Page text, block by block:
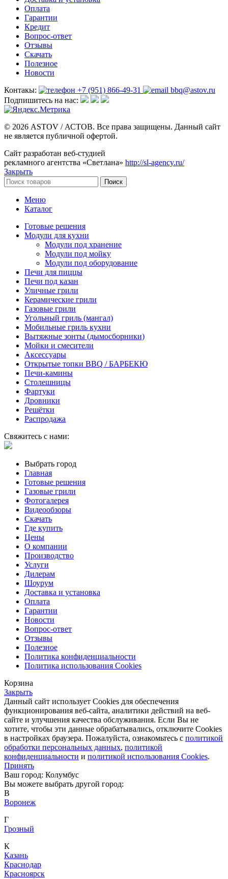
Оплата
Гарантии
Кредит
Вопрос-ответ
Отзывы
Скачать
Полезное
Новости
Контакы:
+7 (951) 866-49-31
bbq@astov.ru
Подпишитесь на нас:
© 2026 ASTOV / АСТОВ. Все права защищены. Данный сайт
не является публичной офертой.
Сайт разработан веб-студией
рекламного агентства «Светлана» http://sl-agency.ru/
Закрыть
Поиск
Меню
Каталог
Готовые решения
Модули для кухни
Модули под хранение
Модули под мойку
Модули под оборудование
Печи для пиццы
Печи под казан
Уличные грили
Керамические грили
Газовые грили
Угольный гриль (мангал)
Мобильные гриль кухни
Вытяжные зонты (дымосборники)
Мойки и смесители
Аксессуары
Открытые топки BBQ / БАРБЕКЮ
Печи-камины
Столешницы
Фартуки
Дровники
Решётки
Распродажа
Свяжитесь с нами:
Выбрать город
Главная
Готовые решения
Газовые грили
Фотогалерея
Видеообзоры
Скачать
Где купить
Цены
О компании
Производство
Услуги
Дилерам
Шоурум
Доставка и установка
Оплата
Гарантии
Новости
Вопрос-ответ
Отзывы
Полезное
Политика конфиденциальности
Политика использования Cookies
Корзина
Закрыть
Данный сайт использует Cookies для обеспечения
функционирования веб-сайта, аналитики действий на веб-
сайте и улучшения качества обслуживания. Если Вы не
хотите, чтобы эти данные обрабатывались, отключите Cookies
в настройках браузера. Пожалуйста, ознакомьтесь с политикой
обработки персональных данных, политикой
конфиденциальности и политикой использования Cookies.
Принять
Ваш город: Колумбус
Вы можете выбрать другой город:
В
Воронеж
Г
Грозный
К
Казань
Краснодар
Красноярск